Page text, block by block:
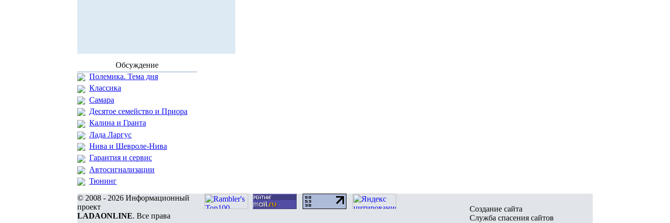
Обсуждение
Полемика. Тема дня
Классика
Самара
Десятое семейство и Приора
Калина и Гранта
Лада Ларгус
Нива и Шевроле-Нива
Гарантия и сервис
Автосигнализации
Тюнинг
© 2008 - 2026 Информационный
проект
LADAONLINE. Все права
Создание сайта
Служба спасения сайтов